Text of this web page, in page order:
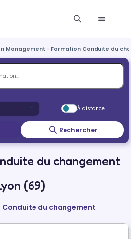
Management Formation Conduite du
À distance
Rechercher
du changement
(69)
du changement